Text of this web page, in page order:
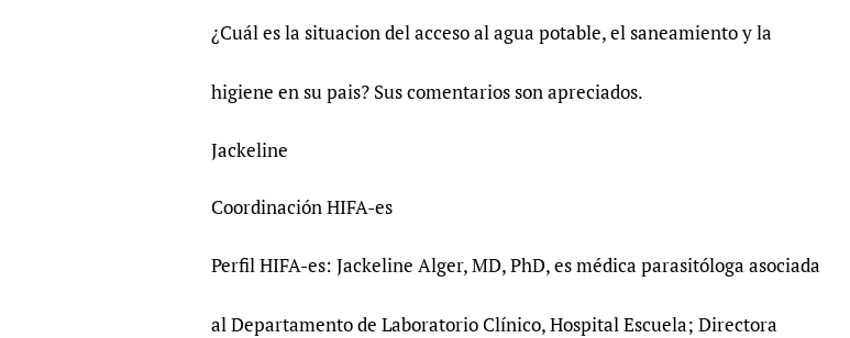
¿Cuál es la situacion del acceso al agua potable, el saneamiento y la
higiene en su pais? Sus comentarios son apreciados.
Jackeline
Coordinación HIFA-es
Perfil HIFA-es: Jackeline Alger, MD, PhD, es médica parasitóloga asociada
al Departamento de Laboratorio Clínico, Hospital Escuela; Directora